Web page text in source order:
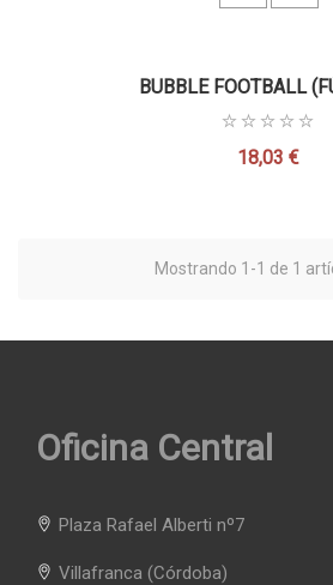
BUBBLE FOOTBALL
Precio
18,03 €
Mostrando 1-1 de 1
Oficina Central
Plaza Rafael Alberti nº7
Villafranca (Córdoba)